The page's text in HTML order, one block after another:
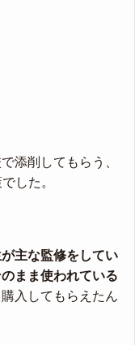
添削してもらう、
した。
主な監修をしてい
まま使われている
入してもらえたん